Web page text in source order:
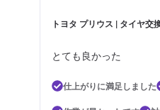
トヨタ プリウス | タイヤ交
とても良かった
仕上がりに満足しました